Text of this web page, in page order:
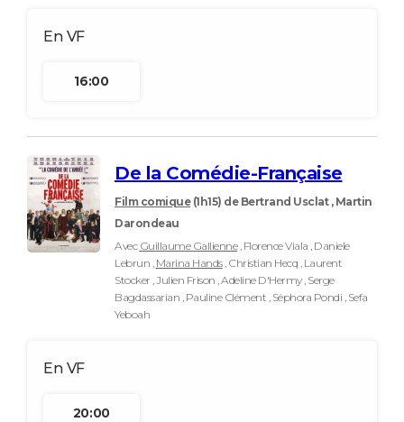
16:00
De la Comédie-Française
Film comique (1h15) de Bertrand Usclat , Martin
Darondeau
Avec Guillaume Gallienne, Florence Viala , Daniele
Lebrun , Marina Hands, Christian Hecq , Laurent
Stocker , Julien Frison , Adeline D'Hermy , Serge
Bagdassarian , Pauline Clément , Séphora Pondi , Sefa
Yeboah
20:00